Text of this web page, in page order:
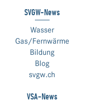
SVGW-News
Wasser
Gas/Fernwärme
Bildung
Blog
svgw.ch
VSA-News